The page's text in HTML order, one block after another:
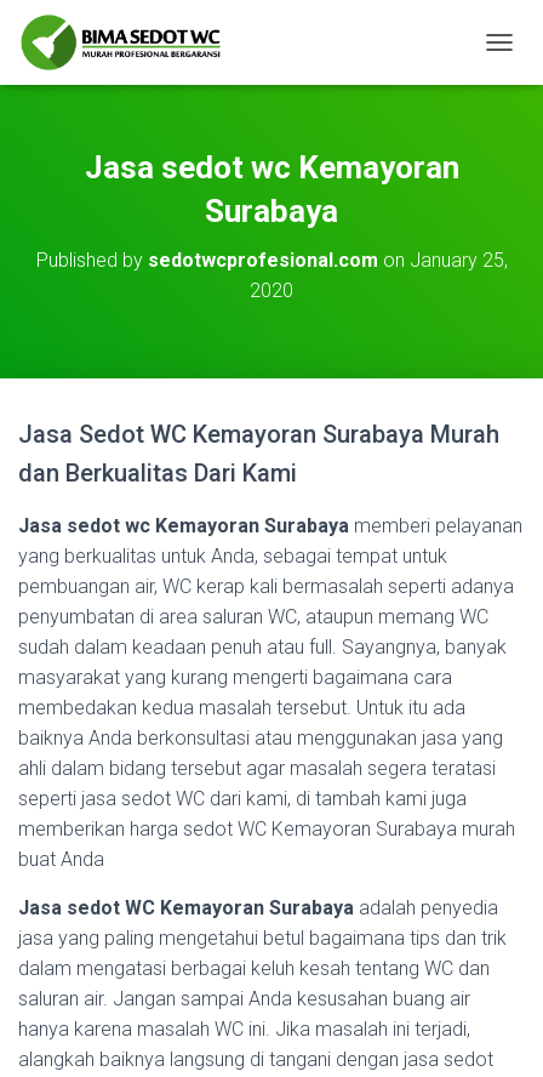
O
I
O
Jasa sedot wc Kemayoran
Surabaya
Published by sedotwcprofesional.com on January 25,
2020
Jasa Sedot WC Kemayoran Surabaya Murah
dan Berkualitas Dari Kami
Jasa sedot wc Kemayoran Surabaya memberi pelayanan
yang berkualitas untuk Anda, sebagai tempat untuk
pembuangan air, WC kerap kali bermasalah seperti adanya
penyumbatan di area saluran WC, ataupun memang WC
sudah dalam keadaan penuh atau full. Sayangnya, banyak
masyarakat yang kurang mengerti bagaimana cara
membedakan kedua masalah tersebut. Untuk itu ada
baiknya Anda berkonsultasi atau menggunakan jasa yang
ahli dalam bidang tersebut agar masalah segera teratasi
seperti jasa sedot WC dari kami, di tambah kami juga
memberikan harga sedot WC Kemayoran Surabaya murah
buat Anda
Jasa sedot WC Kemayoran Surabaya adalah penyedia
jasa yang paling mengetahui betul bagaimana tips dan trik
dalam mengatasi berbagai keluh kesah tentang WC dan
saluran air. Jangan sampai Anda kesusahan buang air
hanya karena masalah WC ini. Jika masalah ini terjadi,
alangkah baiknya langsung di tangani dengan jasa sedot